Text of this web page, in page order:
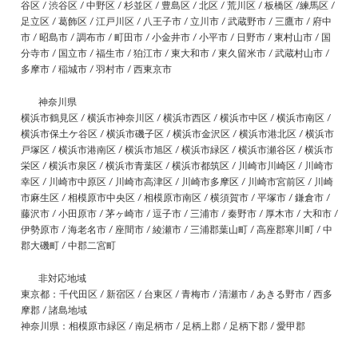
谷区 / 渋谷区 / 中野区 / 杉並区 / 豊島区 / 北区 / 荒川区 / 板橋区 /練馬区 /
足立区 / 葛飾区 / 江戸川区 / 八王子市 / 立川市 / 武蔵野市 / 三鷹市 / 府中
市 / 昭島市 / 調布市 / 町田市 / 小金井市 / 小平市 / 日野市 / 東村山市 / 国
分寺市 / 国立市 / 福生市 / 狛江市 / 東大和市 / 東久留米市 / 武蔵村山市 /
多摩市 / 稲城市 / 羽村市 / 西東京市
神奈川県
横浜市鶴見区 / 横浜市神奈川区 / 横浜市西区 / 横浜市中区 / 横浜市南区 /
横浜市保土ケ谷区 / 横浜市磯子区 / 横浜市金沢区 / 横浜市港北区 / 横浜市
戸塚区 / 横浜市港南区 / 横浜市旭区 / 横浜市緑区 / 横浜市瀬谷区 / 横浜市
栄区 / 横浜市泉区 / 横浜市青葉区 / 横浜市都筑区 / 川崎市川崎区 / 川崎市
幸区 / 川崎市中原区 / 川崎市高津区 / 川崎市多摩区 / 川崎市宮前区 / 川崎
市麻生区 / 相模原市中央区 / 相模原市南区 / 横須賀市 / 平塚市 / 鎌倉市 /
藤沢市 / 小田原市 / 茅ヶ崎市 / 逗子市 / 三浦市 / 秦野市 / 厚木市 / 大和市 /
伊勢原市 / 海老名市 / 座間市 / 綾瀬市 / 三浦郡葉山町 / 高座郡寒川町 / 中
郡大磯町 / 中郡二宮町
非対応地域
東京都：千代田区 / 新宿区 / 台東区 / 青梅市 / 清瀬市 / あきる野市 / 西多
摩郡 / 諸島地域
神奈川県：相模原市緑区 / 南足柄市 / 足柄上郡 / 足柄下郡 / 愛甲郡